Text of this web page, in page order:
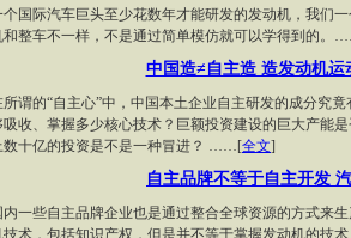
际汽车巨头至少花数年才能研发的发动机，我们一
和整车不一样，不是通过简单模仿就可以学得到的。
中国造≠自主造 造发动机运
的“自主心”中，中国本土企业自主研发的成分究竟
吸收、掌握多少核心技术？巨额投资建设的巨大产能
数十亿的投资是不是一种冒进？ ……[全文]
自主品牌不等于自主开发
些自主品牌企业也是通过整合全球资源的方式来生
技术，包括知识产权，但是并不等于掌握发动机的技